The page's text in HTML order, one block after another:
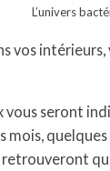
L’univers
vos intérieurs,
vous seront
mois,
retrouveront